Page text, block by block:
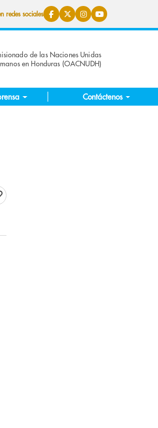
redes sociales
de las Naciones Unidas
en Honduras (OACNUDH)
Contáctenos